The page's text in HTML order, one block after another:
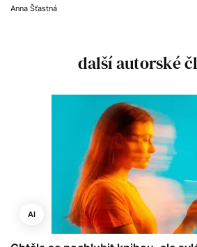
Anna Šťastná
další autorské
AI